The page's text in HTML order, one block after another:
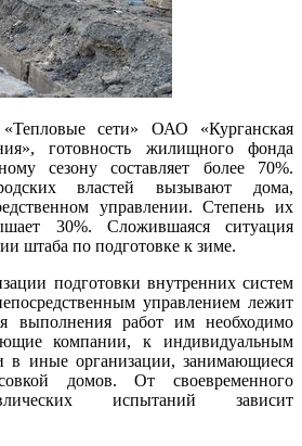
сети» ОАО «Курганская
готовность жилищного фонда
сезону составляет более 70%.
властей вызывают дома,
управлении. Степень их
30%. Сложившаяся ситуация
штаба по подготовке к зиме.
подготовки внутренних систем
управлением лежит
выполнения работ им необходимо
компании, к индивидуальным
в иные организации, занимающиеся
домов. От своевременного
испытаний зависит